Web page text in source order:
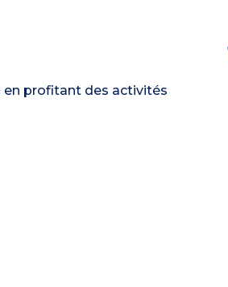
en profitant des activités